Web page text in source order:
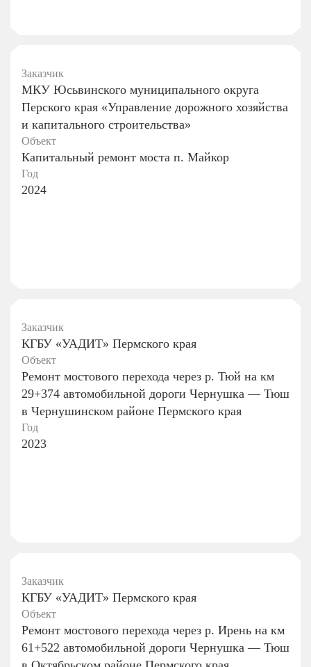
Заказчик
МКУ Юсьвинского муниципального округа
Перского края «Управление дорожного хозяйства
и капитального строительства»
Объект
Капитальный ремонт моста п. Майкор
Год
2024
Заказчик
КГБУ «УАДИТ» Пермского края
Объект
Ремонт мостового перехода через р. Тюй на км
29+374 автомобильной дороги Чернушка — Тюш
в Чернушинском районе Пермского края
Год
2023
Заказчик
КГБУ «УАДИТ» Пермского края
Объект
Ремонт мостового перехода через р. Ирень на км
61+522 автомобильной дороги Чернушка — Тюш